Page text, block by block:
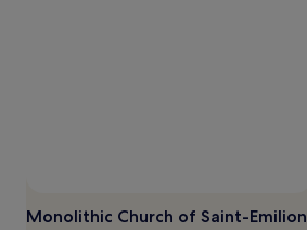
Monolithic Church of Saint-Emilion